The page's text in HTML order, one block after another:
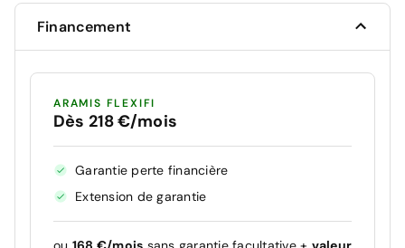
Financement
ARAMIS FLEXIFI
Dès 218 €/mois
Garantie perte financière
Extension de garantie